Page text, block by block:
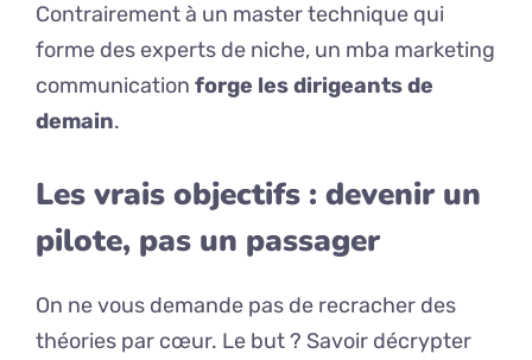
Contrairement à un master technique qui
forme des experts de niche, un mba marketing
communication forge les dirigeants de
demain.
Les vrais objectifs : devenir un
pilote, pas un passager
On ne vous demande pas de recracher des
théories par cœur. Le but ? Savoir décrypter